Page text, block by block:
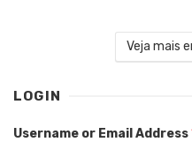
Veja mais
LOGIN
Username or Email Address